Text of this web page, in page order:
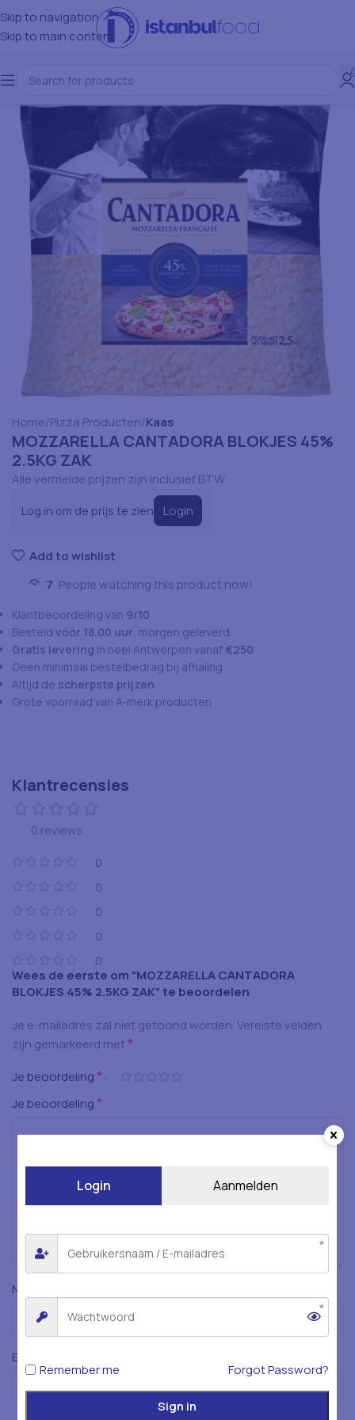
Skip to navigation
Skip to main content
Home Pizza Producten Kaas
MOZZARELLA CANTADORA BLOKJES 45%
2.5KG ZAK
Alle vermelde prijzen zijn inclusief BTW.
Log in om de prijs te zien Login
Add to wishlist
7 People watching this product now!
Klantbeoordeling van 9/10
Besteld vóór 18.00 uur, morgen geleverd
Gratis levering in heel Antwerpen vanaf €250
Geen minimaal bestelbedrag bij afhaling
Altijd de scherpste prijzen
Grote voorraad van A-merk producten
Klantrecensies
0 reviews
0
0
0
0
0
Wees de eerste om “MOZZARELLA CANTADORA
BLOKJES 45% 2.5KG ZAK” te beoordelen
Je e-mailadres zal niet getoond worden.Vereiste velden
zijn gemarkeerd met *
Je beoordeling *
Je beoordeling *
Naam
E-mail
Login Aanmelden
Remember me Forgot Password?
Sign in